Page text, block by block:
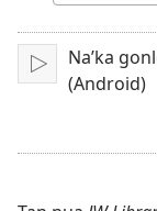
didza
Bzua
Na’ka
(Android)